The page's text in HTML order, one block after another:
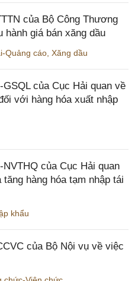
của Bộ Công Thương
hành giá bán xăng dầu
Quảng cáo Xăng dầu
của Cục Hải quan về
với hàng hóa xuất nhập
của Cục Hải quan
hàng hóa tạm nhập tái
khẩu
của Bộ Nội vụ về việc